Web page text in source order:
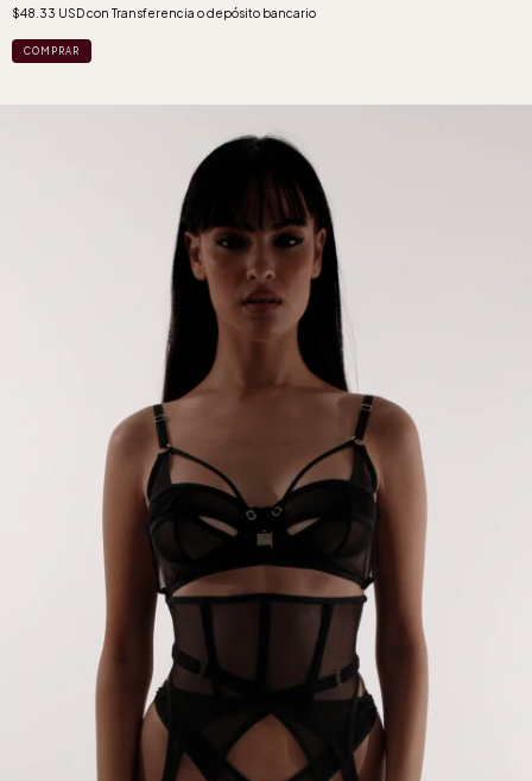
$48.33 USDcon Transferencia o depósito bancario
COMPRAR